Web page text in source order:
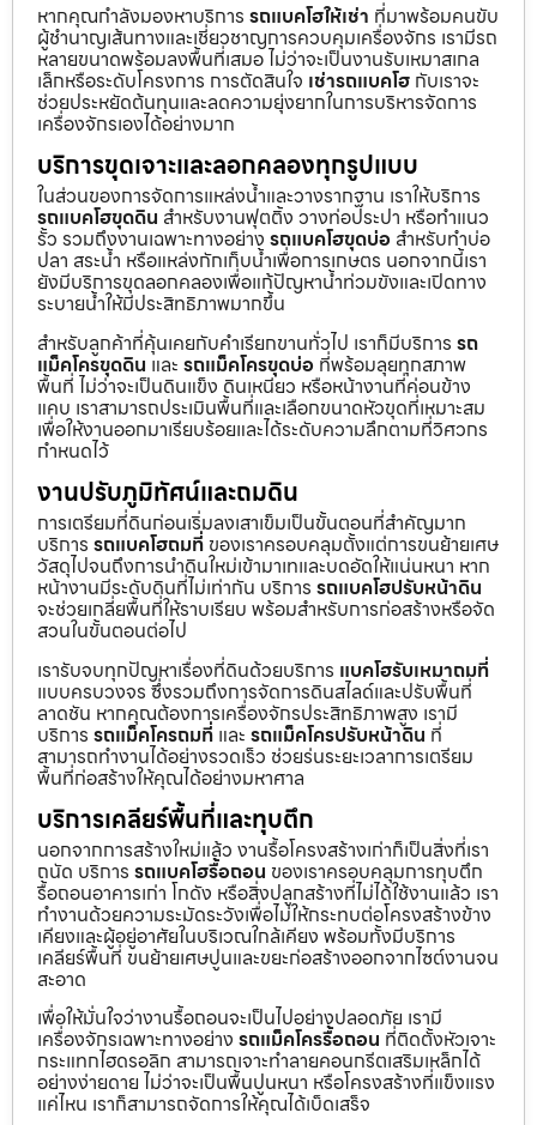
หากคุณกำลังมองหาบริการ รถแบคโฮให้เช่า ที่มาพร้อมคนขับ
ผู้ชำนาญเส้นทางและเชี่ยวชาญการควบคุมเครื่องจักร เรามีรถ
หลายขนาดพร้อมลงพื้นที่เสมอ ไม่ว่าจะเป็นงานรับเหมาสเกล
เล็กหรือระดับโครงการ การตัดสินใจ เช่ารถแบคโฮ กับเราจะ
ช่วยประหยัดต้นทุนและลดความยุ่งยากในการบริหารจัดการ
เครื่องจักรเองได้อย่างมาก
บริการขุดเจาะและลอกคลองทุกรูปแบบ
ในส่วนของการจัดการแหล่งน้ำและวางรากฐาน เราให้บริการ
รถแบคโฮขุดดิน สำหรับงานฟุตติ้ง วางท่อประปา หรือทำแนว
รั้ว รวมถึงงานเฉพาะทางอย่าง รถแบคโฮขุดบ่อ สำหรับทำบ่อ
ปลา สระน้ำ หรือแหล่งกักเก็บน้ำเพื่อการเกษตร นอกจากนี้เรา
ยังมีบริการขุดลอกคลองเพื่อแก้ปัญหาน้ำท่วมขังและเปิดทาง
ระบายน้ำให้มีประสิทธิภาพมากขึ้น
สำหรับลูกค้าที่คุ้นเคยกับคำเรียกขานทั่วไป เราก็มีบริการ รถ
แม็คโครขุดดิน และ รถแม็คโครขุดบ่อ ที่พร้อมลุยทุกสภาพ
พื้นที่ ไม่ว่าจะเป็นดินแข็ง ดินเหนียว หรือหน้างานที่ค่อนข้าง
แคบ เราสามารถประเมินพื้นที่และเลือกขนาดหัวขุดที่เหมาะสม
เพื่อให้งานออกมาเรียบร้อยและได้ระดับความลึกตามที่วิศวกร
กำหนดไว้
งานปรับภูมิทัศน์และถมดิน
การเตรียมที่ดินก่อนเริ่มลงเสาเข็มเป็นขั้นตอนที่สำคัญมาก
บริการ รถแบคโฮถมที่ ของเราครอบคลุมตั้งแต่การขนย้ายเศษ
วัสดุไปจนถึงการนำดินใหม่เข้ามาเทและบดอัดให้แน่นหนา หาก
หน้างานมีระดับดินที่ไม่เท่ากัน บริการ รถแบคโฮปรับหน้าดิน
จะช่วยเกลี่ยพื้นที่ให้ราบเรียบ พร้อมสำหรับการก่อสร้างหรือจัด
สวนในขั้นตอนต่อไป
เรารับจบทุกปัญหาเรื่องที่ดินด้วยบริการ แบคโฮรับเหมาถมที่
แบบครบวงจร ซึ่งรวมถึงการจัดการดินสไลด์และปรับพื้นที่
ลาดชัน หากคุณต้องการเครื่องจักรประสิทธิภาพสูง เรามี
บริการ รถแม็คโครถมที่ และ รถแม็คโครปรับหน้าดิน ที่
สามารถทำงานได้อย่างรวดเร็ว ช่วยร่นระยะเวลาการเตรียม
พื้นที่ก่อสร้างให้คุณได้อย่างมหาศาล
บริการเคลียร์พื้นที่และทุบตึก
นอกจากการสร้างใหม่แล้ว งานรื้อโครงสร้างเก่าก็เป็นสิ่งที่เรา
ถนัด บริการ รถแบคโฮรื้อถอน ของเราครอบคลุมการทุบตึก
รื้อถอนอาคารเก่า โกดัง หรือสิ่งปลูกสร้างที่ไม่ได้ใช้งานแล้ว เรา
ทำงานด้วยความระมัดระวังเพื่อไม่ให้กระทบต่อโครงสร้างข้าง
เคียงและผู้อยู่อาศัยในบริเวณใกล้เคียง พร้อมทั้งมีบริการ
เคลียร์พื้นที่ ขนย้ายเศษปูนและขยะก่อสร้างออกจากไซต์งานจน
สะอาด
เพื่อให้มั่นใจว่างานรื้อถอนจะเป็นไปอย่างปลอดภัย เรามี
เครื่องจักรเฉพาะทางอย่าง รถแม็คโครรื้อถอน ที่ติดตั้งหัวเจาะ
กระแทกไฮดรอลิก สามารถเจาะทำลายคอนกรีตเสริมเหล็กได้
อย่างง่ายดาย ไม่ว่าจะเป็นพื้นปูนหนา หรือโครงสร้างที่แข็งแรง
แค่ไหน เราก็สามารถจัดการให้คุณได้เบ็ดเสร็จ